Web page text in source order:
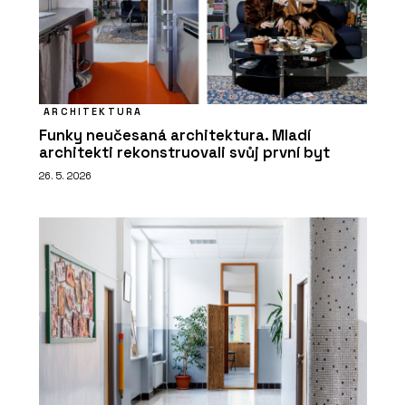
ARCHITEKTURA
Funky neučesaná architektura. Mladí
architekti rekonstruovali svůj první byt
26. 5. 2026